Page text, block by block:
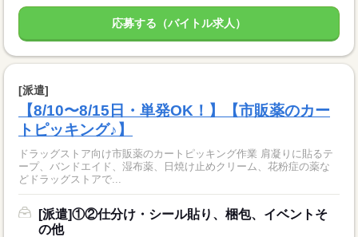
応募する（バイトル求人）
[派遣]
【8/10〜8/15日・単発OK！】【市販薬のカー
トピッキング♪】
ドラッグストア向け市販薬のカートピッキング作業 肩凝りに貼るテ
ープ、バンドエイド、湿布薬、日焼け止めクリーム、花粉症の薬な
どドラッグストアで...
[派遣]①②仕分け・シール貼り、梱包、イベントそ
の他